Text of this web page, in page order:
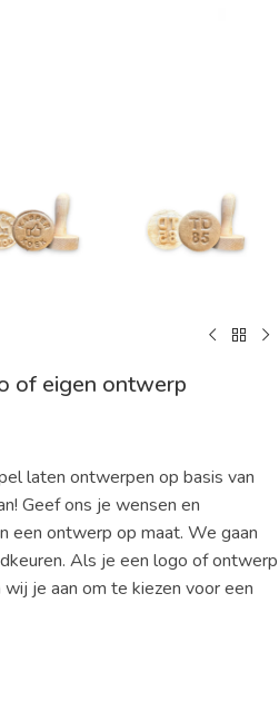
of eigen ontwerp
laten ontwerpen op basis van
Geef ons je wensen en
een ontwerp op maat. We gaan
Als je een logo of ontwerp
je aan om te kiezen voor een